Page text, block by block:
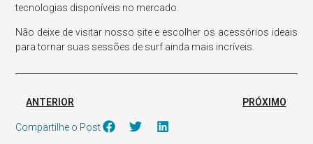
tecnologias disponíveis no mercado.
Não deixe de visitar nosso site e escolher os acessórios ideais
para tornar suas sessões de surf ainda mais incríveis.
ANTERIOR PRÓXIMO
Compartilhe o Post